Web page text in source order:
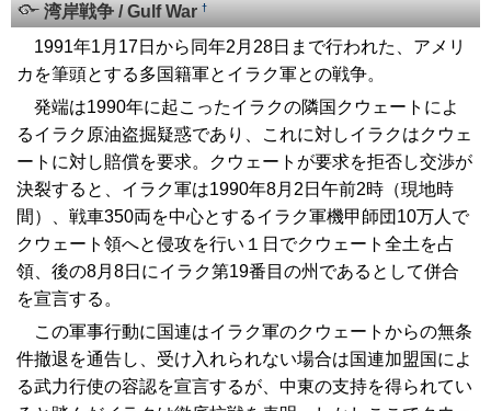
湾岸戦争 / Gulf War†
1991年1月17日から同年2月28日まで行われた、アメリ
カを筆頭とする多国籍軍とイラク軍との戦争。
発端は1990年に起こったイラクの隣国クウェートによ
るイラク原油盗掘疑惑であり、これに対しイラクはクウェ
ートに対し賠償を要求。クウェートが要求を拒否し交渉が
決裂すると、イラク軍は1990年8月2日午前2時（現地時
間）、戦車350両を中心とするイラク軍機甲師団10万人で
クウェート領へと侵攻を行い１日でクウェート全土を占
領、後の8月8日にイラク第19番目の州であるとして併合
を宣言する。
この軍事行動に国連はイラク軍のクウェートからの無条
件撤退を通告し、受け入れられない場合は国連加盟国によ
る武力行使の容認を宣言するが、中東の支持を得られてい